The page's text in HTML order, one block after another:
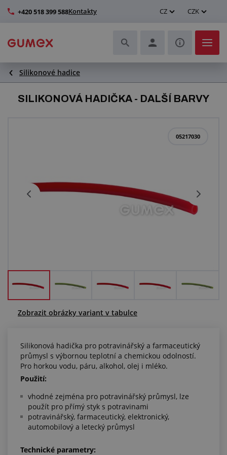
+420 518 399 588Kontakty CZ CZK
Hadice a jejich kompletace
Profily a výroba těsnění
Zlepšení pracovního prostředí
Další pryžové a plastové výrobky
O nás a kariéra
Silikonové hadice
SILIKONOVÁ HADIČKA - DALŠÍ BARVY
05217030
Zobrazit obrázky variant v tabulce
Silikonová hadička pro potravinářský a farmaceutický
průmysl s výbornou teplotní a chemickou odolností.
Pro horkou vodu, páru, alkohol, olej i mléko.
Použití:
vhodné zejména pro potravinářský průmysl, lze
použít pro přímý styk s potravinami
potravinářský, farmaceutický, elektronický,
automobilový a letecký průmysl
Technické parametry: